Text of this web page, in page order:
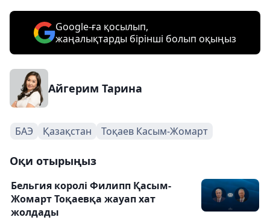
Google-ға қосылып,
жаңалықтарды бірінші болып оқыңыз
Айгерим Тарина
БАЭ Қазақстан Тоқаев Касым-Жомарт
Оқи отырыңыз
Бельгия королі Филипп Қасым-
Жомарт Тоқаевқа жауап хат
жолдады